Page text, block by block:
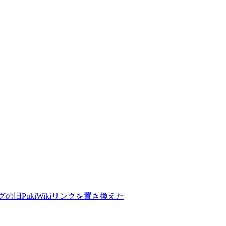
の旧PukiWikiリンクを置き換えた